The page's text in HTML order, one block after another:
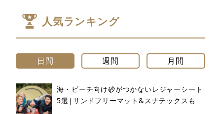
人気ランキング
日間 週間 月間
海・ビーチ向け砂がつかないレジャーシート
5選|サンドフリーマット&スナテックスも